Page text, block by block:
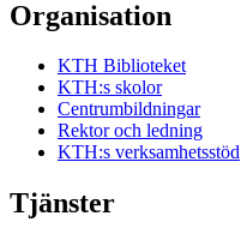
Organisation
KTH Biblioteket
KTH:s skolor
Centrumbildningar
Rektor och ledning
KTH:s verksamhetsstöd
Tjänster